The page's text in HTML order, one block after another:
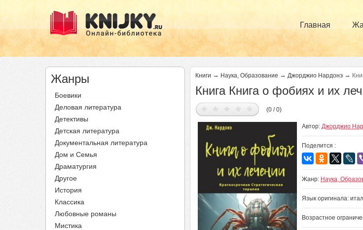
Главная
Жанры
Боевики
Деловая литература
Детективы
Детская литература
Документальная литература
Дом и Семья
Драматургия
Другое
История
Классика
Любовные романы
Мистика
Книги → Наука, Образование → Джорджио Нардонэ →
Книга Книга о фобиях и их
(0 / 0)
Автор: Джорджио
Поделится :
Жанр: Наука,
Язык оригинала:
Возрастное